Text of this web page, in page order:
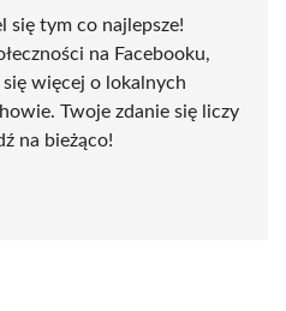
się tym co najlepsze!
na Facebooku,
więcej o lokalnych
Twoje zdanie się liczy
na bieżąco!